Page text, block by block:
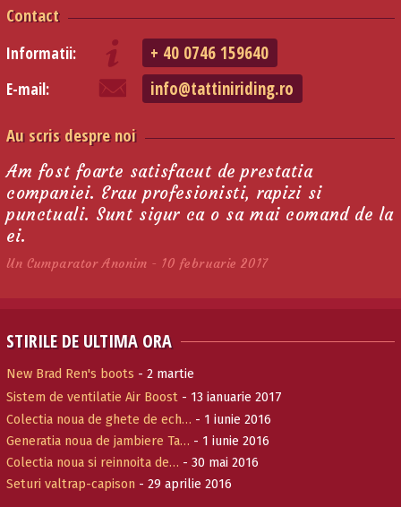
Contact
Informatii: + 40 0746 159640
E-mail: info@tattiniriding.ro
Au scris despre noi
Am fost foarte satisfacut de prestatia
companiei. Erau profesionisti, rapizi si
punctuali. Sunt sigur ca o sa mai comand de la
ei.
Un Cumparator Anonim - 10 februarie 2017
STIRILE DE ULTIMA ORA
New Brad Ren's boots - 2 martie
Sistem de ventilatie Air Boost - 13 ianuarie 2017
Colectia noua de ghete de ech… - 1 iunie 2016
Generatia noua de jambiere Ta… - 1 iunie 2016
Colectia noua si reinnoita de… - 30 mai 2016
Seturi valtrap-capison - 29 aprilie 2016